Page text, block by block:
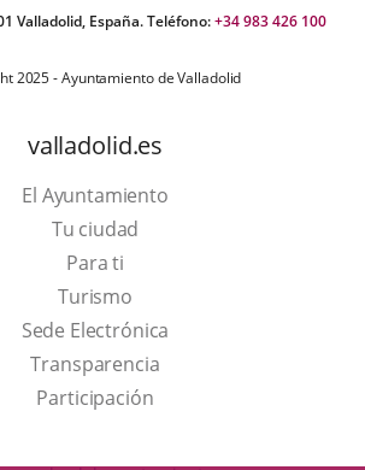
Valladolid, España. Teléfono:+34 983 426 100
2025 - Ayuntamiento de Valladolid
valladolid.es
El Ayuntamiento
Tu ciudad
Para ti
TurismoThis
link
will
open
a
Sede Electrónica
Transparencia
Participación